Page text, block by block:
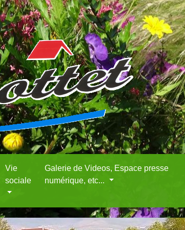
Vie
sociale
Galerie de Videos, Espace presse
numérique, etc...